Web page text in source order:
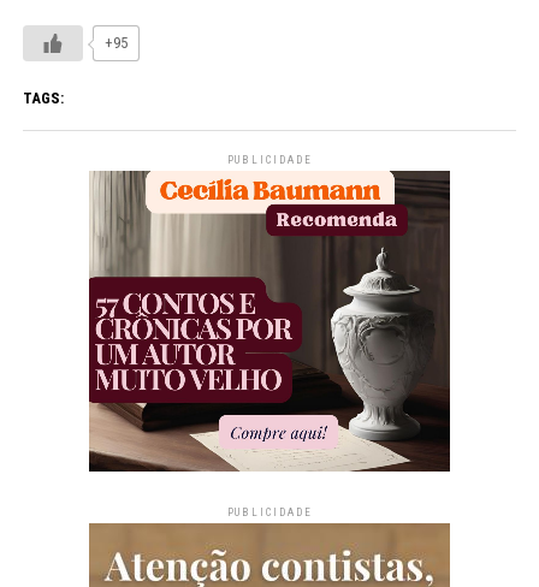
+95
TAGS:
PUBLICIDADE
PUBLICIDADE